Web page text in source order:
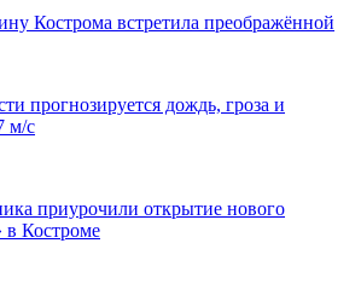
Кострома встретила преображённой
прогнозируется дождь, гроза и
м/с
приурочили открытие нового
в Костроме